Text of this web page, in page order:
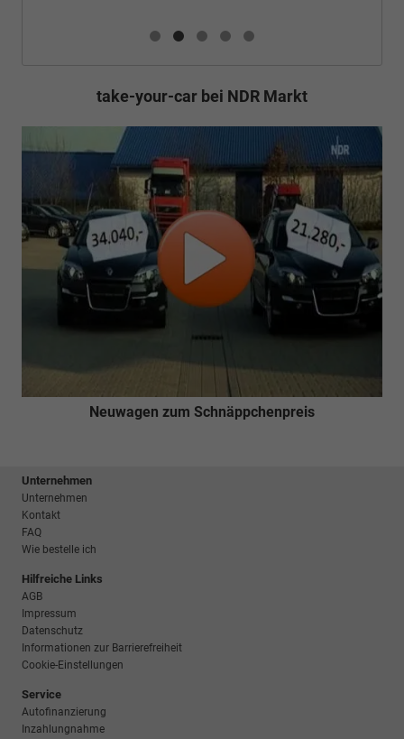
take-your-car bei NDR Markt
Neuwagen zum Schnäppchenpreis
Unternehmen
Unternehmen
Kontakt
FAQ
Wie bestelle ich
Hilfreiche Links
AGB
Impressum
Datenschutz
Informationen zur Barrierefreiheit
Cookie-Einstellungen
Service
Autofinanzierung
Inzahlungnahme